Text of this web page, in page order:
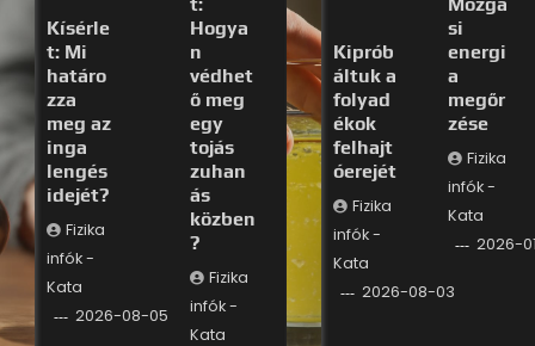
Kísérle
t: Mi
határo
zza
meg az
inga
lengés
idejét?
Fizika
infók -
Kata
2026-08-05
Hogya
n
védhet
ő meg
egy
tojás
zuhan
ás
közben
?
Fizika
infók -
Kata
Kiprób
áltuk a
folyad
ékok
felhajt
óerejét
Fizika
infók -
Kata
2026-08-03
si
energi
a
megőr
zése
Fizika
infók -
Kata
2026-